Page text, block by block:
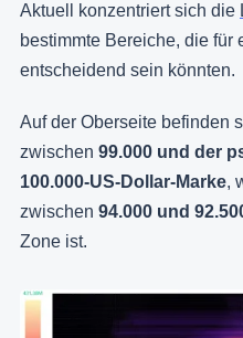
Aktuell konzentriert sich die
bestimmte Bereiche, die
entscheidend sein könnten.
Auf der Oberseite befinden
zwischen 99.000 und der
100.000-US-Dollar-Marke,
zwischen 94.000 und
Zone ist.